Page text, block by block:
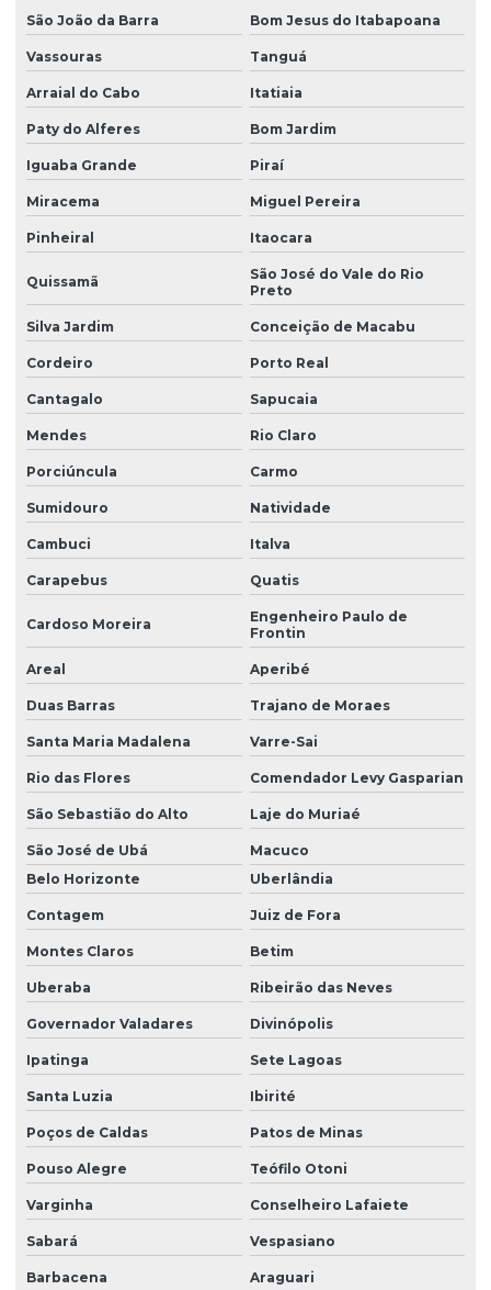
São João da Barra Bom Jesus do Itabapoana
Vassouras Tanguá
Arraial do Cabo Itatiaia
Paty do Alferes Bom Jardim
Iguaba Grande Piraí
Miracema Miguel Pereira
Pinheiral Itaocara
Quissamã
São José do Vale do Rio
Preto
Silva Jardim Conceição de Macabu
Cordeiro Porto Real
Cantagalo Sapucaia
Mendes Rio Claro
Porciúncula Carmo
Sumidouro Natividade
Cambuci Italva
Carapebus Quatis
Cardoso Moreira
Engenheiro Paulo de
Frontin
Areal Aperibé
Duas Barras Trajano de Moraes
Santa Maria Madalena Varre-Sai
Rio das Flores Comendador Levy Gasparian
São Sebastião do Alto Laje do Muriaé
São José de Ubá
Macuco
Belo Horizonte
Uberlândia
Contagem Juiz de Fora
Montes Claros Betim
Uberaba Ribeirão das Neves
Governador Valadares Divinópolis
Ipatinga Sete Lagoas
Santa Luzia Ibirité
Poços de Caldas Patos de Minas
Pouso Alegre Teófilo Otoni
Varginha Conselheiro Lafaiete
Sabará Vespasiano
Barbacena Araguari